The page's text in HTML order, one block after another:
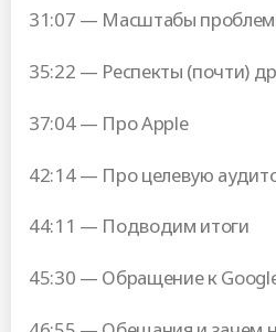
31:07 — Масштабы
35:22 — Респекты (почти)
37:04 — Про Apple
42:14 — Про целевую
44:11 — Подводим итоги
45:30 — Обращение к